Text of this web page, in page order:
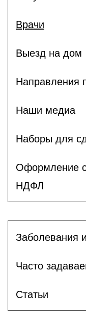
Врачи
Выезд на дом
Направления
Наши медиа
Наборы для
Оформление
НДФЛ
Заболевания
Часто
Статьи